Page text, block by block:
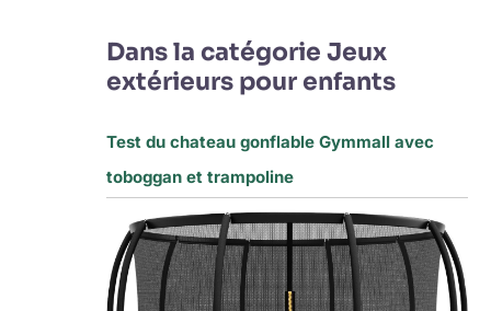
Dans la catégorie Jeux
extérieurs pour enfants
Test du chateau gonflable Gymmall avec
toboggan et trampoline